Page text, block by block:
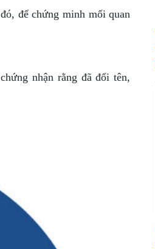
để chứng minh mối quan
nhận rằng đã đổi tên,